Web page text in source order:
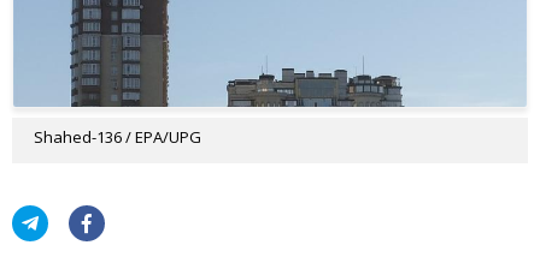
Shahed-136 / EPA/UPG